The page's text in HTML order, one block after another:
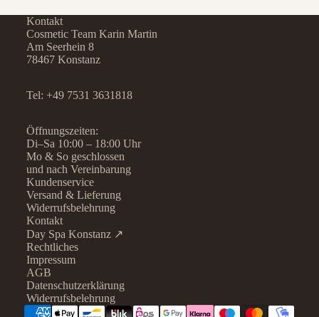
Kontakt
Cosmetic Team Karin Martin
Am Seerhein 8
78467 Konstanz
Tel: +49 7531 3631818
Öffnungszeiten:
Di–Sa 10:00 – 18:00 Uhr
Mo & So geschlossen
und nach Vereinbarung
Kundenservice
Versand & Lieferung
Widerrufsbelehrung
Kontakt
Day Spa Konstanz ↗
Rechtliches
Impressum
AGB
Datenschutzerklärung
Widerrufsbelehrung
Datenschutzerklärung
Widerrufsrecht
AGB
Kontaktinformationen